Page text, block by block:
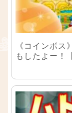
《コインボス
もしたよー！